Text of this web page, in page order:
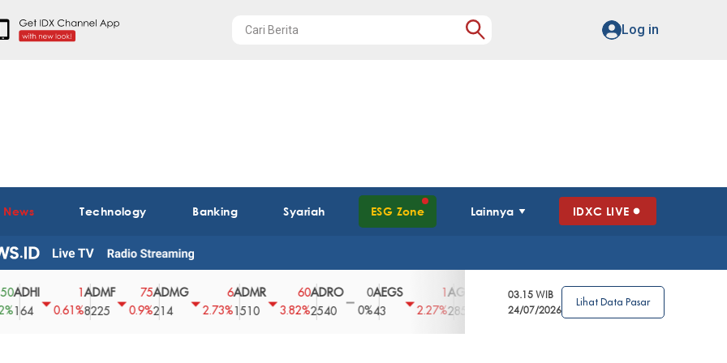
Log in
Technology Banking Syariah ESG Zone Lainnya IDXC LIVE
0.61%
ADMF
8225
75
0.9%
ADMG
214
2.73%
ADMR
1510
60
3.82%
ADRO
2540
0
0%
AEGS
2.27% 2850
3.39%
AGRO
4
2.63%
0%
03.15 WIB
24/07/2026
Lihat Data Pasar